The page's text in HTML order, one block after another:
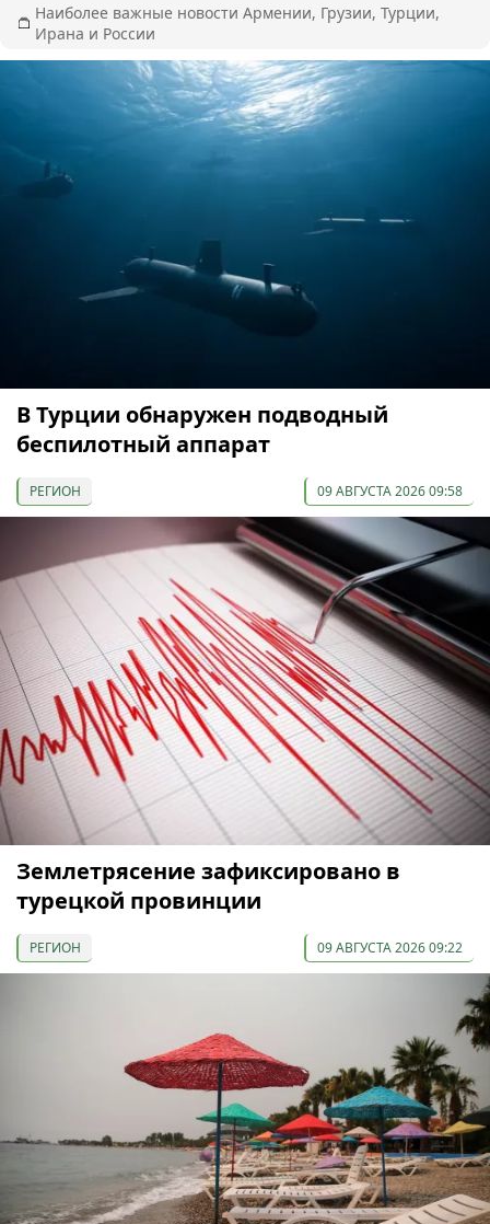
Наиболее важные новости Армении, Грузии, Турции,
Ирана и России
В Турции обнаружен подводный
беспилотный аппарат
РЕГИОН 09 АВГУСТА 2026 09:58
Землетрясение зафиксировано в
турецкой провинции
РЕГИОН 09 АВГУСТА 2026 09:22